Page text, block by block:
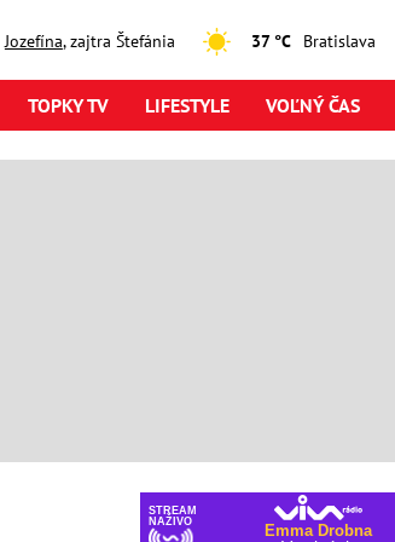
Jozefína, zajtra Štefánia 37 °C
TOPKY TV LIFESTYLE VOĽNÝ ČAS
STREAM
NAŽIVO
Emma Drobna